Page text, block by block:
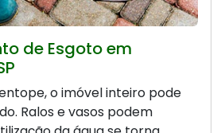
de Esgoto em
o imóvel inteiro pode
Ralos e vasos podem